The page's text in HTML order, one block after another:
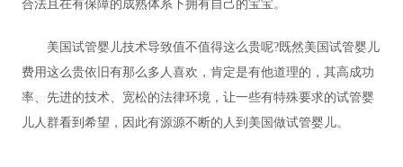
合法且在有保障的成熟体系下拥有自己的宝宝。
美国试管婴儿技术导致值不值得这么贵呢?既然美国试管婴儿
费用这么贵依旧有那么多人喜欢，肯定是有他道理的，其高成功
率、先进的技术、宽松的法律环境，让一些有特殊要求的试管婴
儿人群看到希望，因此有源源不断的人到美国做试管婴儿。